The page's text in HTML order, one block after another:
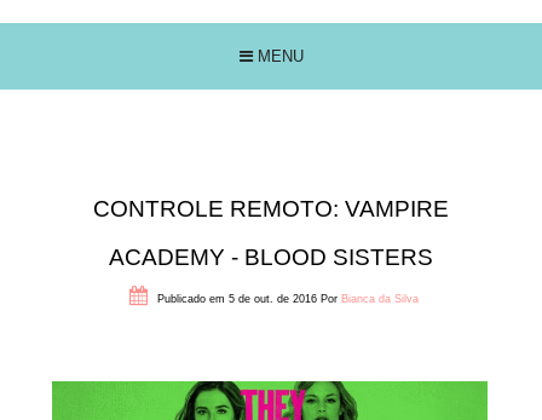
MENU
CONTROLE REMOTO: VAMPIRE
ACADEMY - BLOOD SISTERS
Publicado em 5 de out. de 2016 Por Bianca da Silva